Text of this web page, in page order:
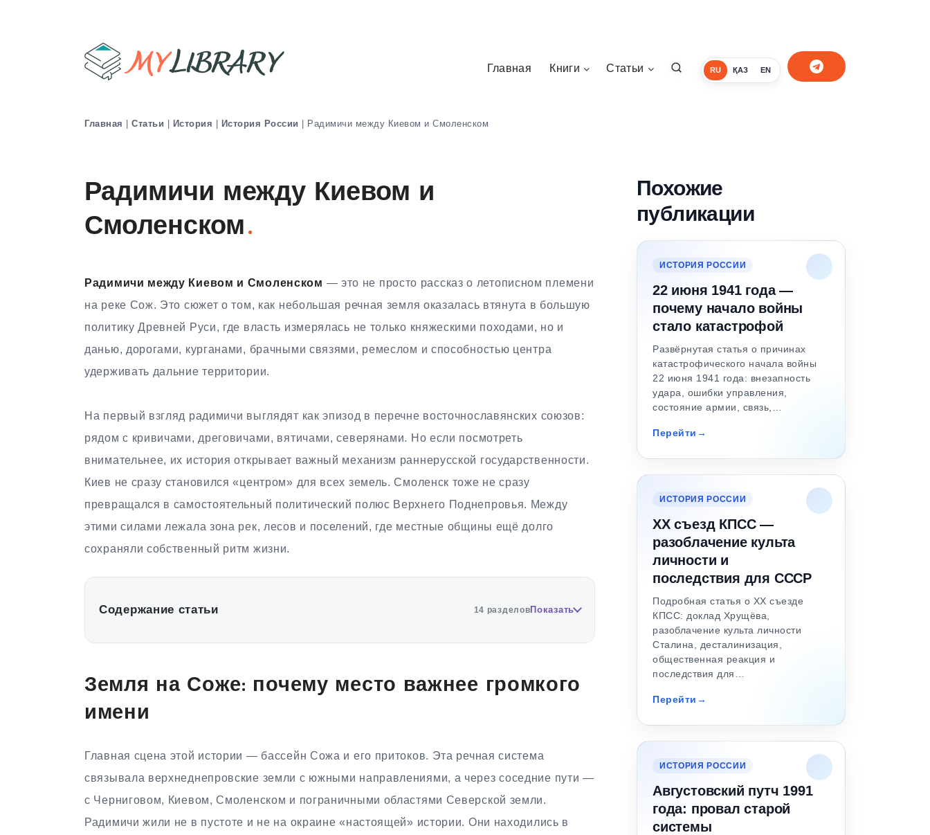
RU ҚАЗ EN
Главная Книги Статьи
Главная | Статьи | История | История России | Радимичи между Киевом и Смоленском
Радимичи между Киевом и
Смоленском
Радимичи между Киевом и Смоленском — это не просто рассказ о летописном племени
на реке Сож. Это сюжет о том, как небольшая речная земля оказалась втянута в большую
политику Древней Руси, где власть измерялась не только княжескими походами, но и
данью, дорогами, курганами, брачными связями, ремеслом и способностью центра
удерживать дальние территории.
На первый взгляд радимичи выглядят как эпизод в перечне восточнославянских союзов:
рядом с кривичами, дреговичами, вятичами, северянами. Но если посмотреть
внимательнее, их история открывает важный механизм раннерусской государственности.
Киев не сразу становился «центром» для всех земель. Смоленск тоже не сразу
превращался в самостоятельный политический полюс Верхнего Поднепровья. Между
этими силами лежала зона рек, лесов и поселений, где местные общины ещё долго
сохраняли собственный ритм жизни.
Содержание статьи 14 разделовПоказать
Земля на Соже: почему место важнее громкого
имени
Главная сцена этой истории — бассейн Сожа и его притоков. Эта речная система
связывала верхнеднепровские земли с южными направлениями, а через соседние пути —
с Черниговом, Киевом, Смоленском и пограничными областями Северской земли.
Радимичи жили не в пустоте и не на окраине «настоящей» истории. Они находились в
Похожие
публикации
ИСТОРИЯ РОССИИ
22 июня 1941 года —
почему начало войны
стало катастрофой
Развёрнутая статья о причинах
катастрофического начала войны
22 июня 1941 года: внезапность
удара, ошибки управления,
состояние армии, связь,…
Перейти
ИСТОРИЯ РОССИИ
XX съезд КПСС —
разоблачение культа
личности и
последствия для СССР
Подробная статья о XX съезде
КПСС: доклад Хрущёва,
разоблачение культа личности
Сталина, десталинизация,
общественная реакция и
последствия для…
Перейти
ИСТОРИЯ РОССИИ
Августовский путч 1991
года: провал старой
системы